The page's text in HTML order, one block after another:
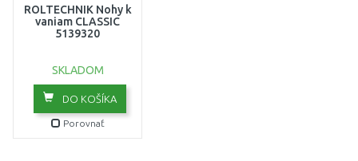
ROLTECHNIK Nohy k
vaniam CLASSIC
5139320
SKLADOM
DO KOŠÍKA
Porovnať